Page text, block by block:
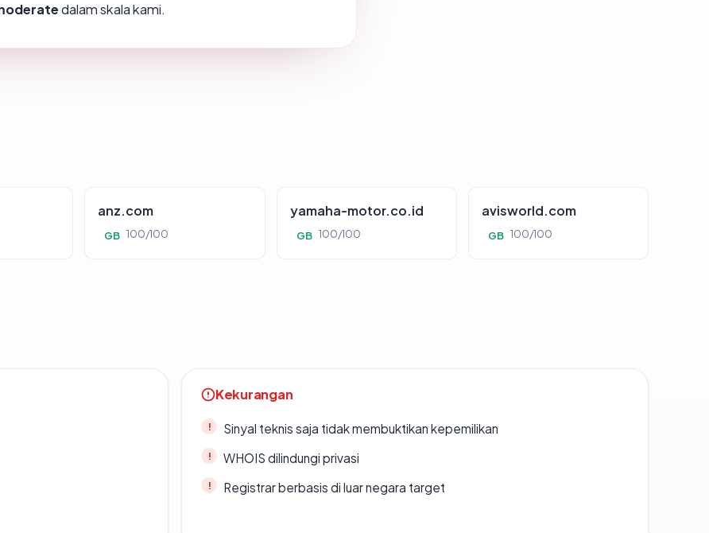
dalam skala kami.
anz.com
GB 100/100
yamaha-motor.co.id
GB 100/100
avisworld.com
GB 100/100
Kekurangan
Sinyal teknis saja tidak membuktikan kepemilikan
WHOIS dilindungi privasi
Registrar berbasis di luar negara target